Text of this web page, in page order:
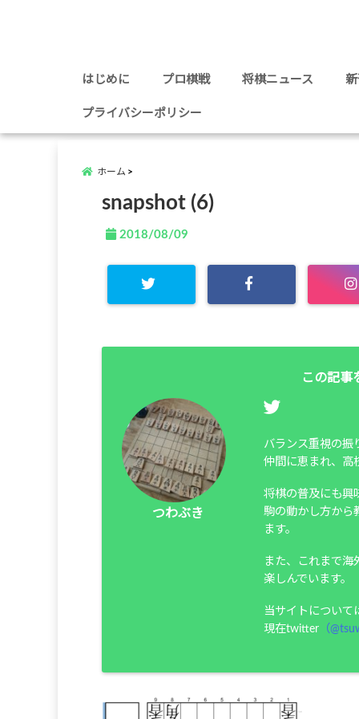
はじめに プロ棋戦 将棋ニュース
プライバシーポリシー
ホーム
snapshot (6)
2018/08/09
この記事
つわぶき
バランス重視の振
仲間に恵まれ、高
将棋の普及にも興
駒の動かし方から
ます。
また、これまで海
楽しんでいます。
当サイトについて
現在twitter （